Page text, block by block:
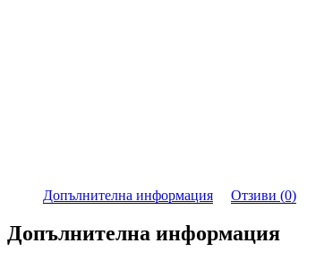
Допълнителна информация Отзиви (0)
Допълнителна информация